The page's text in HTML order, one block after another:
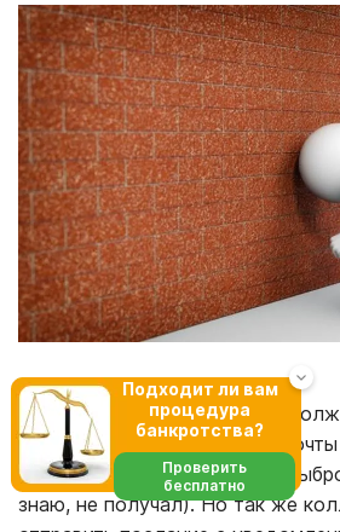
Если письмо о взыскании
как обычное отправление
желании можно его просто
знаю, не получал). Но так же
Подходит ли вам
процедура
банкротства?
Проверить
бесплатно